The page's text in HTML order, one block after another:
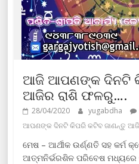
ଆଜି ଆପଣଙ୍କ ଦିନଟି
ଆଜିର ରାଶି ଫଳରୁ….
28/04/2020 yugabdha
ଆପଣଙ୍କ ଦିନଟି କିପରି କଟିବ ଜାଣନ୍ତୁ
ମେଷ – ଆର୍ଥୀକ ଉର୍ଣ୍ଣତି ସହ କର୍ମ
ଆତ୍ମନିର୍ଭରଶିଳ ପରିବେଷ ମଧ୍ୟରେ